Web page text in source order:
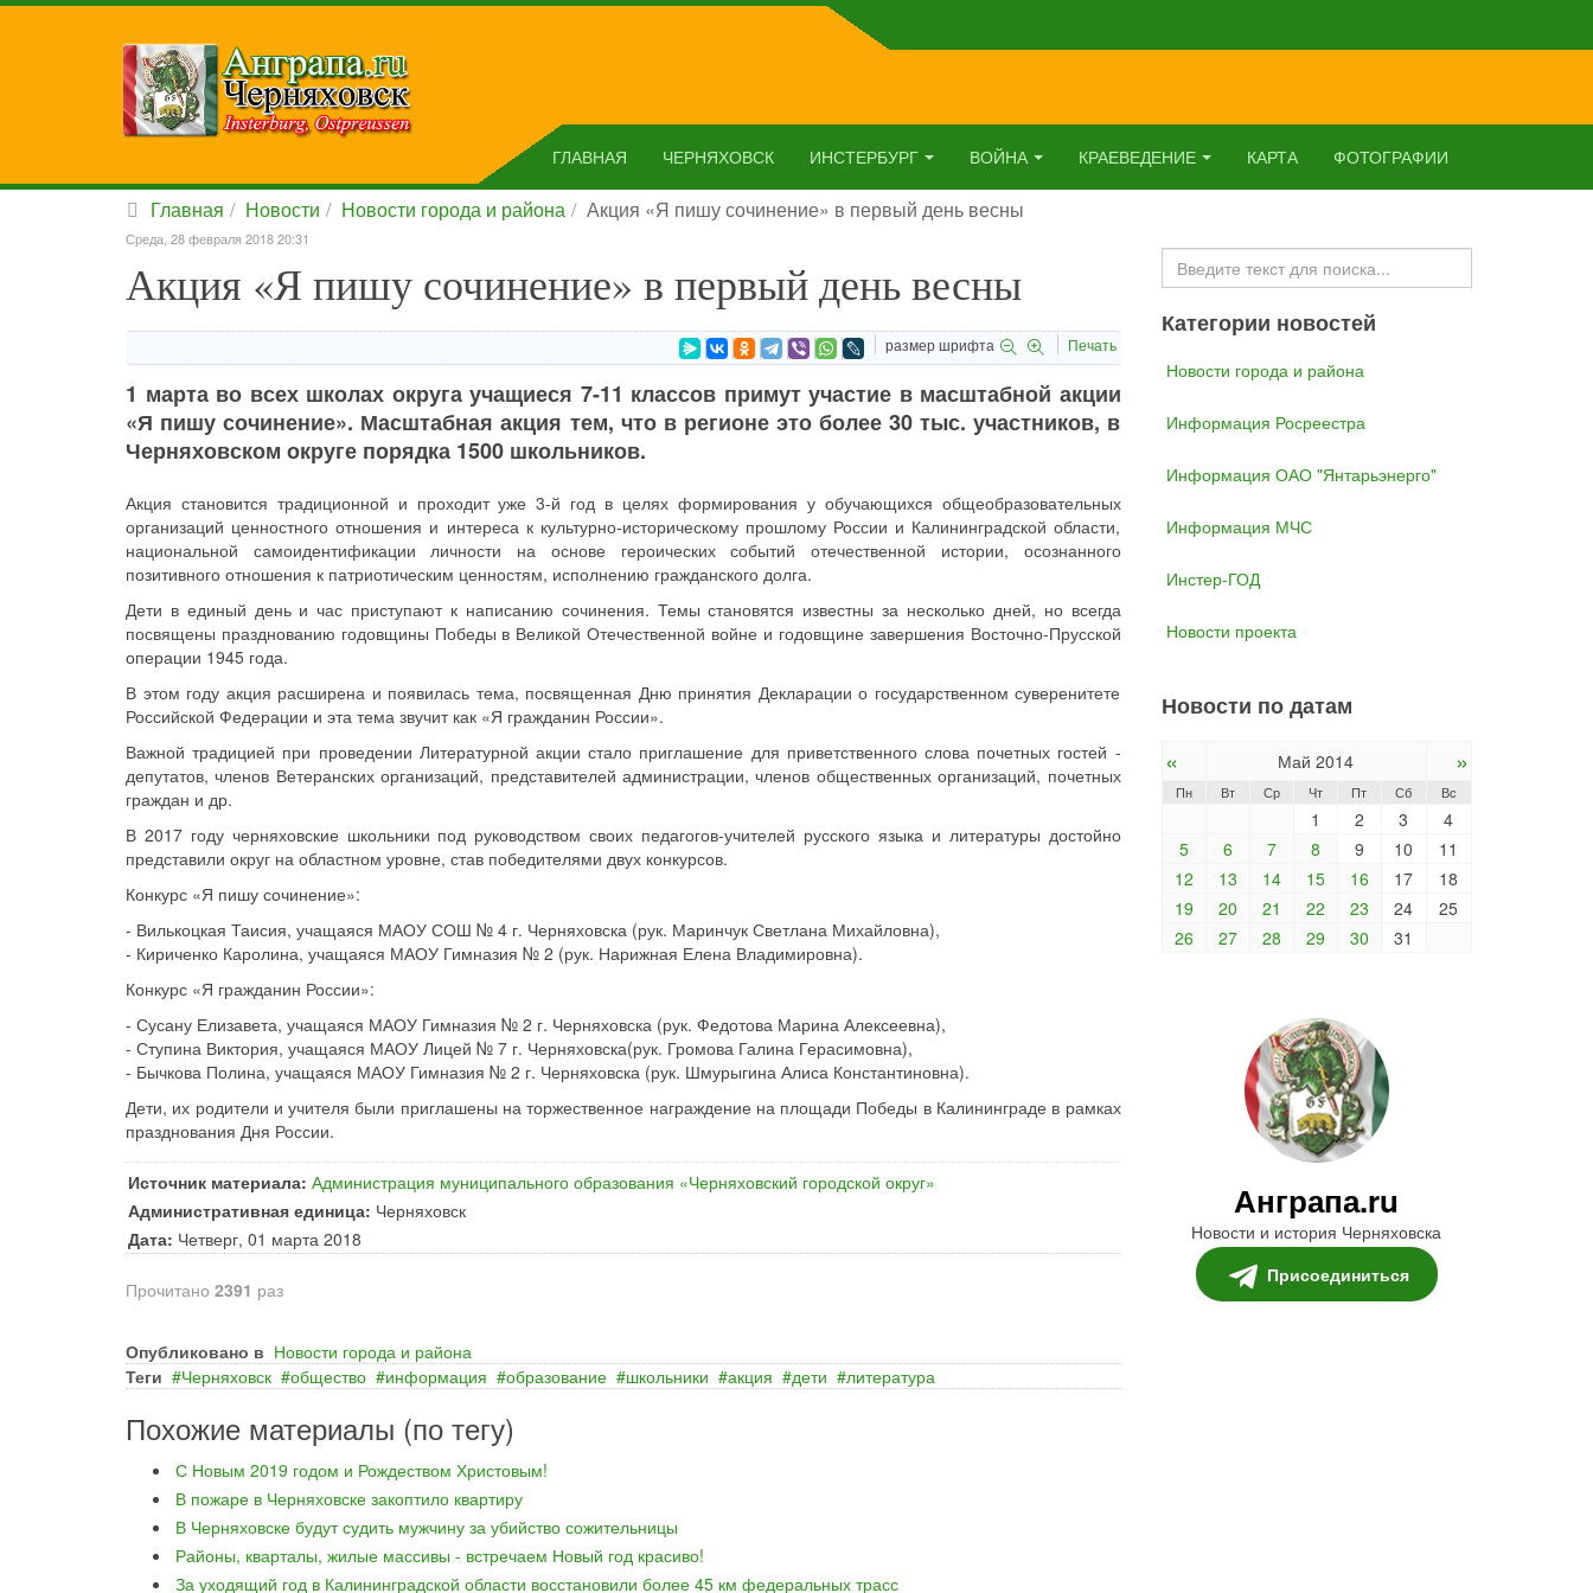
ГЛАВНАЯ ЧЕРНЯХОВСК ИНСТЕРБУРГ ВОЙНА КРАЕВЕДЕНИЕ КАРТА ФОТОГРАФИИ
Главная Новости Новости города и района Акция «Я пишу сочинение» в первый день весны
Среда, 28 февраля 2018 20:31
Акция «Я пишу сочинение» в первый день весны
размер шрифта Печать
1 марта во всех школах округа учащиеся 7-11 классов примут участие в масштабной акции
«Я пишу сочинение». Масштабная акция тем, что в регионе это более 30 тыс. участников, в
Черняховском округе порядка 1500 школьников.
Акция становится традиционной и проходит уже 3-й год в целях формирования у обучающихся общеобразовательных
организаций ценностного отношения и интереса к культурно-историческому прошлому России и Калининградской области,
национальной самоидентификации личности на основе героических событий отечественной истории, осознанного
позитивного отношения к патриотическим ценностям, исполнению гражданского долга.
Дети в единый день и час приступают к написанию сочинения. Темы становятся известны за несколько дней, но всегда
посвящены празднованию годовщины Победы в Великой Отечественной войне и годовщине завершения Восточно-Прусской
операции 1945 года.
В этом году акция расширена и появилась тема, посвященная Дню принятия Декларации о государственном суверенитете
Российской Федерации и эта тема звучит как «Я гражданин России».
Важной традицией при проведении Литературной акции стало приглашение для приветственного слова почетных гостей -
депутатов, членов Ветеранских организаций, представителей администрации, членов общественных организаций, почетных
граждан и др.
В 2017 году черняховские школьники под руководством своих педагогов-учителей русского языка и литературы достойно
представили округ на областном уровне, став победителями двух конкурсов.
Конкурс «Я пишу сочинение»:
- Вилькоцкая Таисия, учащаяся МАОУ СОШ № 4 г. Черняховска (рук. Маринчук Светлана Михайловна),
- Кириченко Каролина, учащаяся МАОУ Гимназия № 2 (рук. Нарижная Елена Владимировна).
Конкурс «Я гражданин России»:
- Сусану Елизавета, учащаяся МАОУ Гимназия № 2 г. Черняховска (рук. Федотова Марина Алексеевна),
- Ступина Виктория, учащаяся МАОУ Лицей № 7 г. Черняховска(рук. Громова Галина Герасимовна),
- Бычкова Полина, учащаяся МАОУ Гимназия № 2 г. Черняховска (рук. Шмурыгина Алиса Константиновна).
Дети, их родители и учителя были приглашены на торжественное награждение на площади Победы в Калининграде в рамках
празднования Дня России.
Источник материала: Администрация муниципального образования «Черняховский городской округ»
Административная единица: Черняховск
Дата: Четверг, 01 марта 2018
Прочитано 2391 раз
Опубликовано в Новости города и района
Теги
Черняховск общество информация образование школьники акция дети литература
Похожие материалы (по тегу)
С Новым 2019 годом и Рождеством Христовым!
В пожаре в Черняховске закоптило квартиру
В Черняховске будут судить мужчину за убийство сожительницы
Районы, кварталы, жилые массивы - встречаем Новый год красиво!
За уходящий год в Калининградской области восстановили более 45 км федеральных трасс
Искать...
Категории новостей
Новости города и района
Информация Росреестра
Информация ОАО "Янтарьэнерго"
Информация МЧС
Инстер-ГОД
Новости проекта
Новости по датам
« Май 2014 »
Пн Вт Ср Чт Пт Сб Вс
1 2 3
4
5
6 7 8 9 10
11
12
13 14 15 16 17
18
19
20 21 22 23 24
25
26
27 28 29 30 31
Анграпа.ru
Новости и история Черняховска
Присоединиться